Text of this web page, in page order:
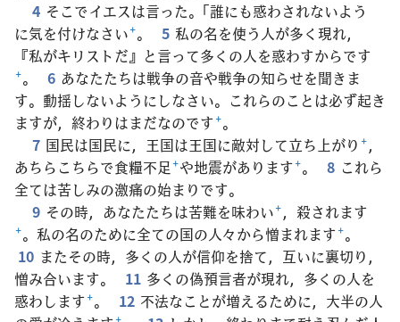
4 そこでイエスは言った。「誰にも惑わされないよう
に気を付けなさい+。 5 私の名を使う人が多く現れ，
『私がキリストだ』と言って多くの人を惑わすからです
+。 6 あなたたちは戦争の音や戦争の知らせを聞きま
す。動揺しないようにしなさい。これらのことは必ず起き
ますが，終わりはまだなのです+。
7 国民は国民に，王国は王国に敵対して立ち上がり +，
あちらこちらで食糧不足+や地震があります+。 8 これら
全ては苦しみの激痛の始まりです。
9 その時，あなたたちは苦難を味わい+，殺されます
+。私の名のために全ての国の人々から憎まれます+。
10 またその時，多くの人が信仰を捨て，互いに裏切り，
憎み合います。
11 多くの偽預言者が現れ，多くの人を
惑わします+。 12 不法なことが増えるために，大半の人